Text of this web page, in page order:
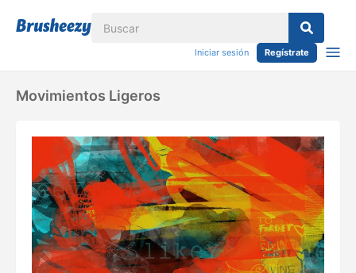
Iniciar sesión Regístrate
Movimientos Ligeros